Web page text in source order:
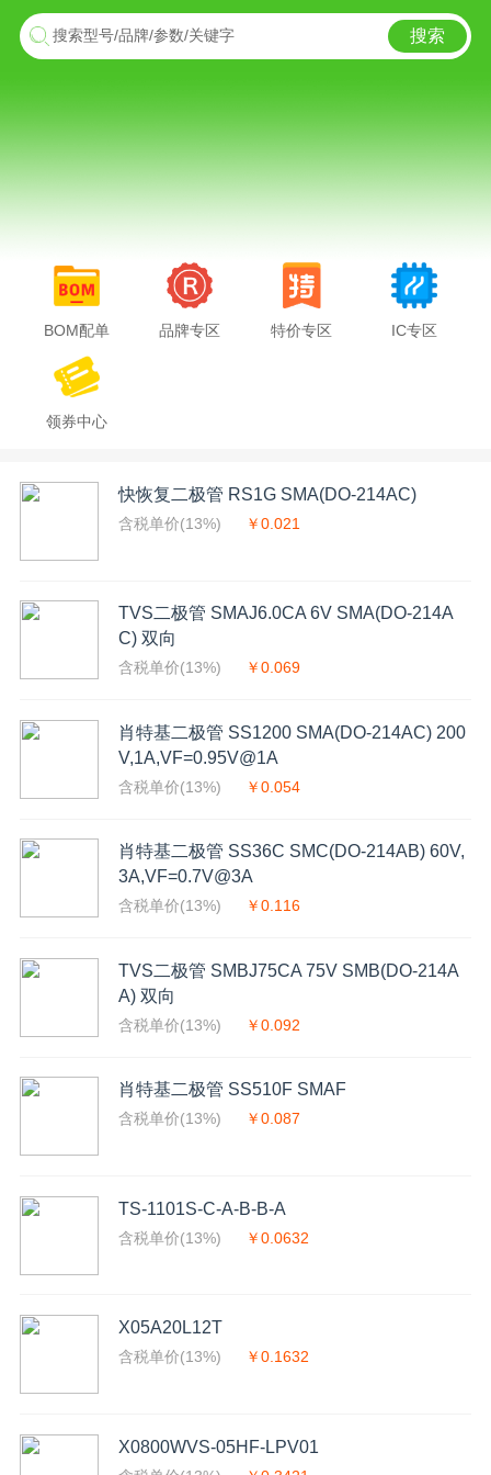
搜索型号/品牌/参数/关键字 搜索
BOM配单 品牌专区 特价专区 IC专区
领券中心
快恢复二极管 RS1G SMA(DO-214AC)
含税单价(13%) ￥0.021
TVS二极管 SMAJ6.0CA 6V SMA(DO-214A
C) 双向
含税单价(13%) ￥0.069
肖特基二极管 SS1200 SMA(DO-214AC) 200
V,1A,VF=0.95V@1A
含税单价(13%) ￥0.054
肖特基二极管 SS36C SMC(DO-214AB) 60V,
3A,VF=0.7V@3A
含税单价(13%) ￥0.116
TVS二极管 SMBJ75CA 75V SMB(DO-214A
A) 双向
含税单价(13%) ￥0.092
肖特基二极管 SS510F SMAF
含税单价(13%) ￥0.087
TS-1101S-C-A-B-B-A
含税单价(13%) ￥0.0632
X05A20L12T
含税单价(13%) ￥0.1632
X0800WVS-05HF-LPV01